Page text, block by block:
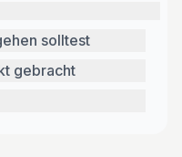
solltest
gebracht